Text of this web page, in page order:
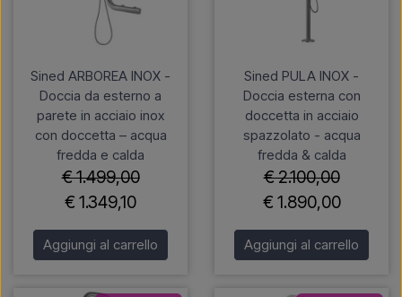
Sined ARBOREA INOX -
Doccia da esterno a
parete in acciaio inox
con doccetta – acqua
fredda e calda
€ 1.499,00
€ 1.349,10
Aggiungi al carrello
Sined PULA INOX -
Doccia esterna con
doccetta in acciaio
spazzolato - acqua
fredda & calda
€ 2.100,00
€ 1.890,00
Aggiungi al carrello